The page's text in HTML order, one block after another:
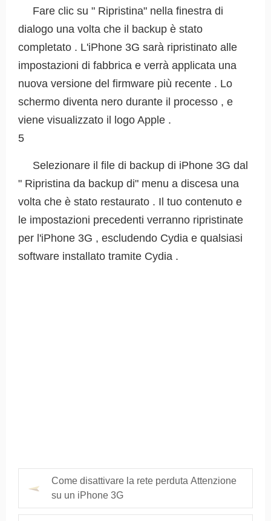
Fare clic su " Ripristina" nella finestra di
dialogo una volta che il backup è stato
completato . L'iPhone 3G sarà ripristinato alle
impostazioni di fabbrica e verrà applicata una
nuova versione del firmware più recente . Lo
schermo diventa nero durante il processo , e
viene visualizzato il logo Apple .
5
Selezionare il file di backup di iPhone 3G dal
" Ripristina da backup di" menu a discesa una
volta che è stato restaurato . Il tuo contenuto e
le impostazioni precedenti verranno ripristinate
per l'iPhone 3G , escludendo Cydia e qualsiasi
software installato tramite Cydia .
Come disattivare la rete perduta Attenzione
su un iPhone 3G